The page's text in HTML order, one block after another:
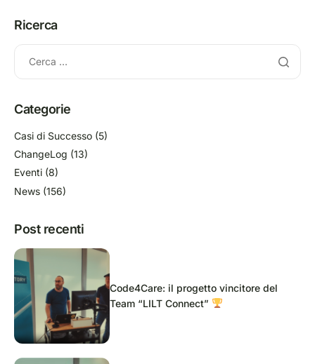
Ricerca
Categorie
Casi di Successo (5)
ChangeLog (13)
Eventi (8)
News (156)
Post recenti
Code4Care: il progetto vincitore del
Team “LILT Connect”